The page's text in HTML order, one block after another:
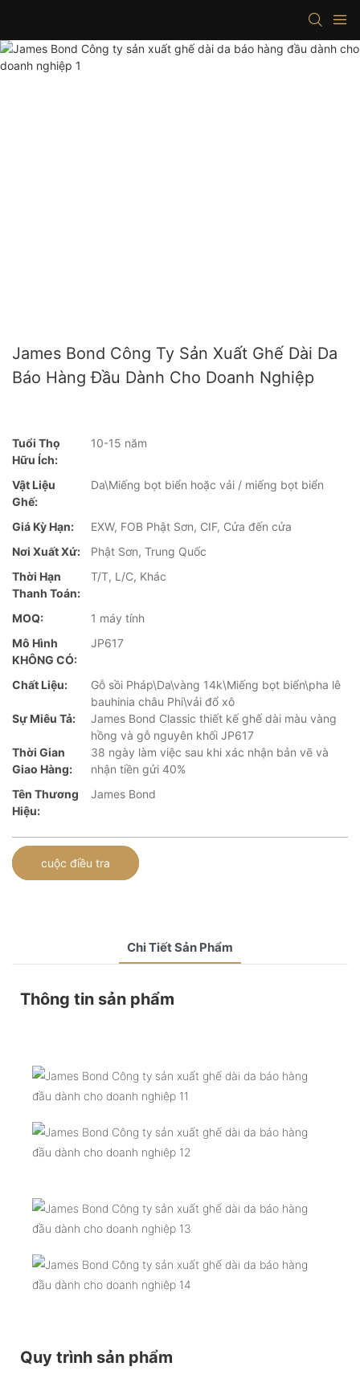
James Bond Công Ty Sản Xuất Ghế Dài Da
Báo Hàng Đầu Dành Cho Doanh Nghiệp
Tuổi Thọ
Hữu Ích:
10-15 năm
Vật Liệu
Ghế:
Da\Miếng bọt biển hoặc vải / miếng bọt biển
Giá Kỳ Hạn:
EXW, FOB Phật Sơn, CIF, Cửa đến cửa
Nơi Xuất Xứ:
Phật Sơn, Trung Quốc
Thời Hạn
Thanh Toán:
T/T, L/C, Khác
MOQ:
1 máy tính
Mô Hình
KHÔNG CÓ:
JP617
Chất Liệu:
Gỗ sồi Pháp\Da\vàng 14k\Miếng bọt biển\pha lê
bauhinia châu Phi\vải đổ xô
Sự Miêu Tả:
James Bond Classic thiết kế ghế dài màu vàng
hồng và gỗ nguyên khối JP617
Thời Gian
Giao Hàng:
38 ngày làm việc sau khi xác nhận bản vẽ và
nhận tiền gửi 40%
Tên Thương
Hiệu:
James Bond
cuộc điều tra
Chi Tiết Sản Phẩm
Thông tin sản phẩm
Quy trình sản phẩm